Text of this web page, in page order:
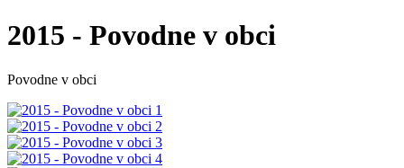
2015 - Povodne v obci
Povodne v obci